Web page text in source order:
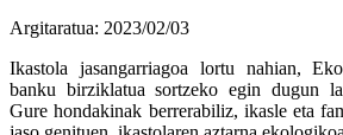
Argitaratua: 2023/02/03
Ikastola jasangarriagoa lortu nahian,
banku birziklatua sortzeko egin dugun
Gure hondakinak berrerabiliz, ikasle eta